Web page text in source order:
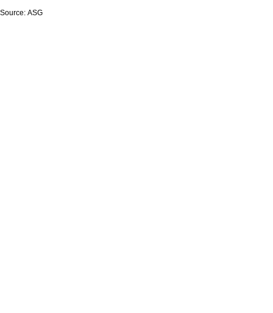
Source: ASG